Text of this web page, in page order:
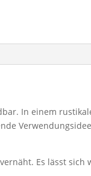
In einem
Es lässt